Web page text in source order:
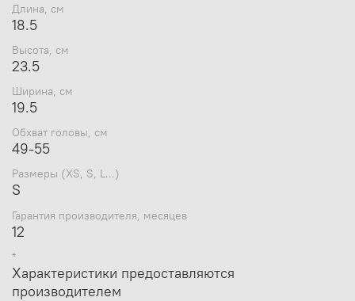
Длина, см
18.5
Высота, см
23.5
Ширина, см
19.5
Обхват головы, см
49-55
Размеры (XS, S, L...)
S
Гарантия производителя, месяцев
12
*
Характеристики предоставляются
производителем